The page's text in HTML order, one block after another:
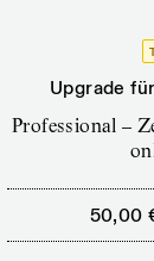
Upgrade
Professional –
50,00